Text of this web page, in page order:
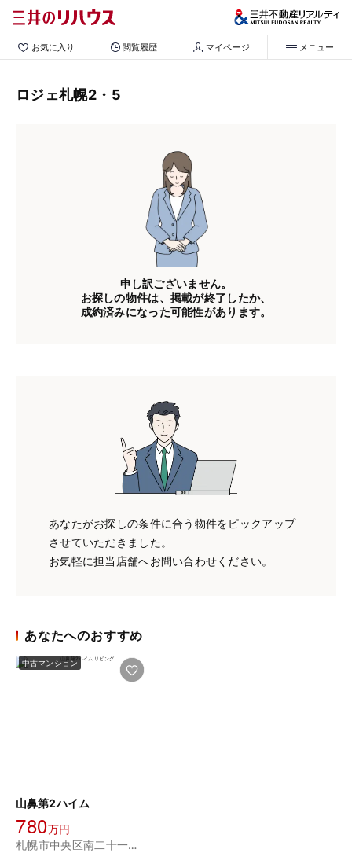
お気に入り 閲覧履歴 マイページ メニュー
ロジェ札幌2・5
申し訳ございません。
お探しの物件は、掲載が終了したか、
成約済みになった可能性があります。
あなたがお探しの条件に合う物件をピックアップ
させていただきました。
お気軽に担当店舗へお問い合わせください。
あなたへのおすすめ
中古マンション
山鼻第2ハイム
780万円
札幌市中央区南二十一条西８丁目